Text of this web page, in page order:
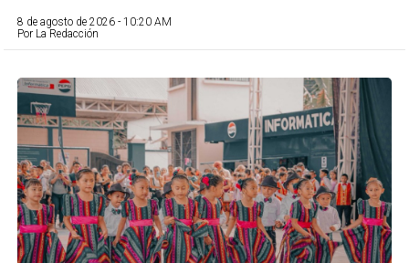
8 de agosto de 2026 - 10:20 AM
Por La Redacción